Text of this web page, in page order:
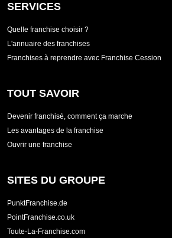
SERVICES
Quelle franchise choisir ?
L'annuaire des franchises
Franchises à reprendre avec Franchise Cession
TOUT SAVOIR
Devenir franchisé, comment ça marche
Les avantages de la franchise
Ouvrir une franchise
SITES DU GROUPE
PunktFranchise.de
PointFranchise.co.uk
Toute-La-Franchise.com